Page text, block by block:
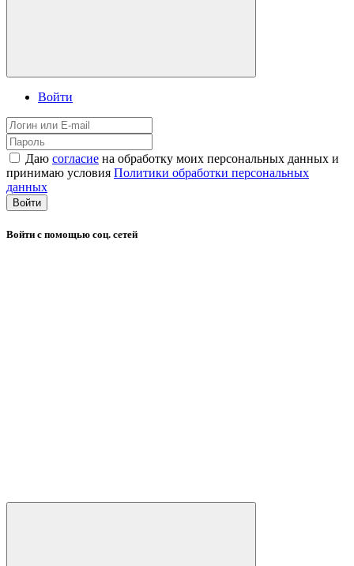
Войти
Даю согласие на обработку моих персональных данных и
принимаю условия Политики обработки персональных
данных
Войти
Войти с помощью соц. сетей